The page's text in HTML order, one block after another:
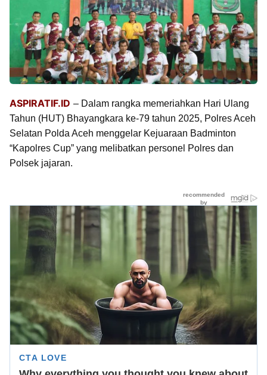
ASPIRATIF.ID – Dalam rangka memeriahkan Hari Ulang
Tahun (HUT) Bhayangkara ke-79 tahun 2025, Polres Aceh
Selatan Polda Aceh menggelar Kejuaraan Badminton
“Kapolres Cup” yang melibatkan personel Polres dan
Polsek jajaran.